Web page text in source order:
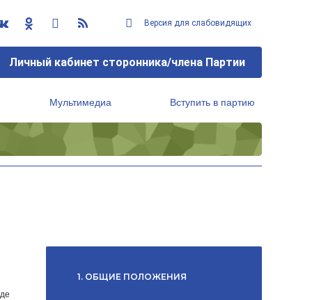
Версия для слабовидящих
Личный кабинет сторонника/члена Партии
Мультимедиа Вступить в партию
1. ОБЩИЕ ПОЛОЖЕНИЯ